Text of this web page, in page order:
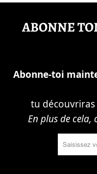
ABONNE
Abonne-toi
tu
En plus de